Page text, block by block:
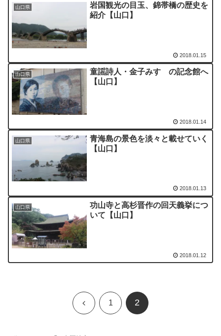
山口県
岩国観光の目玉、錦帯橋の歴史を
紹介【山口】
2018.01.15
山口県
童謡詩人・金子みすゞの記念館へ
【山口】
2018.01.14
山口県
青海島の景色を淡々と載せていく
【山口】
2018.01.13
山口県
功山寺と高杉晋作の回天義挙につ
いて【山口】
2018.01.12
前 1 2